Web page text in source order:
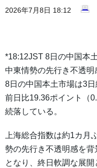
2026年7月8日 18:12
*18:12JST 8日の中国本
中東情勢の先行き不透明
8日の中国本土市場は3
前日比19.36ポイント（
続落している。
上海総合指数は約1カ月
勢の先行き不透明感を
となり、終日軟調な展